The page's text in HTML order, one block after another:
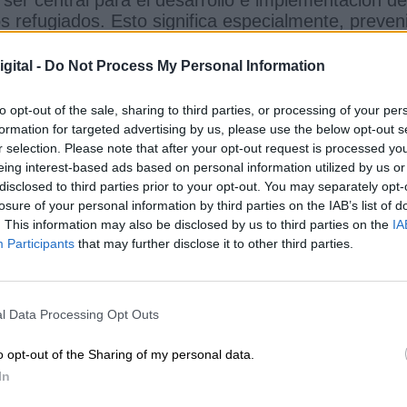
- Do Not Process My Personal Information
opt-out of the sale, sharing to third parties, or processing of your
for targeted advertising by us, please use the below opt-out
selection. Please note that after your opt-out request is processed
interest-based ads based on personal information utilized by us
to third parties prior to your opt-out. You may separately
of your personal information by third parties on the IAB’s list of
This information may also be disclosed by us to third parties on the
Participants that may further disclose it to other third parties.
Data Processing Opt Outs
opt-out of the Sharing of my personal data.
refugiados. Esto significa especialmente,
es un refugiado. Significa recordar que el
destinado a ser completo e inclusivo.
reconocer que cuando permitimos la
del incumplimiento de estas leyes, sentamos el
por la dignidad debe ser el antídoto contra la
violencia tuvieron su origen en reducir a
que “denigran y deshumanizan,
a la xenofobia, el racismo, el nativismo y el
la ira y la ansiedad dentro de las
desviar la responsabilidad” y “como un
democracia liberal”. “En última instancia, esto
estar en el centro del derecho a una
no son objetos que deben ser gobernados